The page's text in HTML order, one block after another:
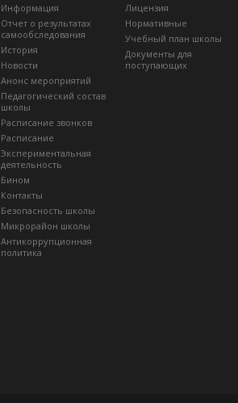
Информация
Отчет о результатах
самообследования
История
Новости
Анонс мероприятий
Педагогический состав
школы
Расписание звонков
Расписание
Экспериментальная
деятельность
Бином
Контакты
Безопасность школы
Микрорайон школы
Антикоррупционная
политика
Лицензия
Нормативные
Учебный план школы
Документы для
поступающих